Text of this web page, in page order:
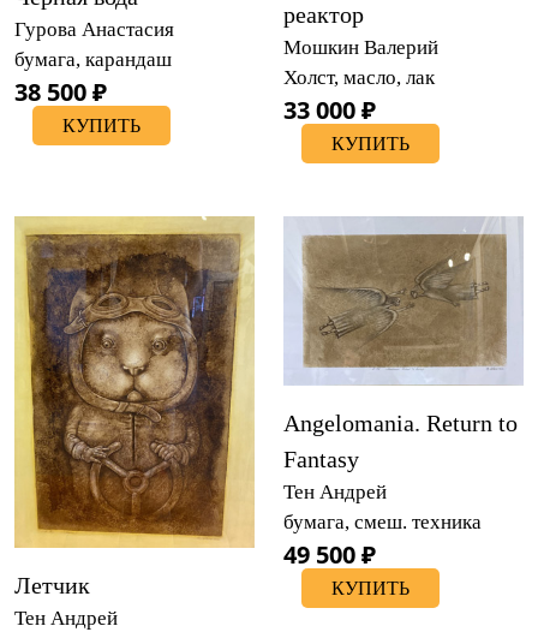
Гурова Анастасия
бумага, карандаш
38 500 ₽
КУПИТЬ
реактор
Мошкин Валерий
Холст, масло, лак
33 000 ₽
КУПИТЬ
Летчик
Тен Андрей
Angelomania. Return to
Fantasy
Тен Андрей
бумага, смеш. техника
49 500 ₽
КУПИТЬ